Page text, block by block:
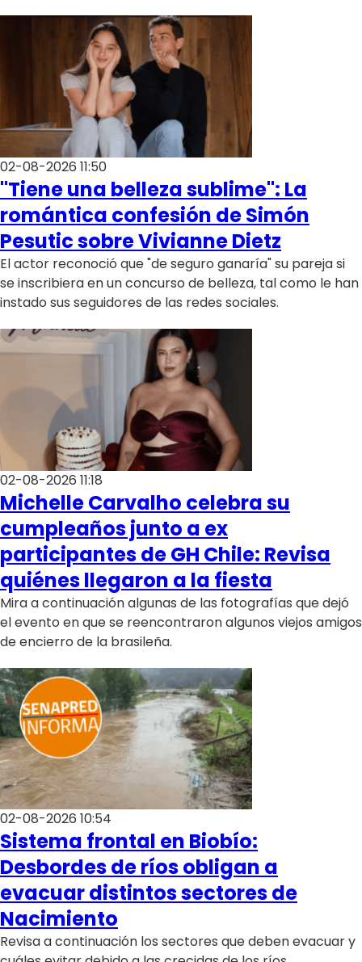
02-08-2026 11:50
"Tiene una belleza sublime": La
romántica confesión de Simón
Pesutic sobre Vivianne Dietz
El actor reconoció que "de seguro ganaría" su pareja si
se inscribiera en un concurso de belleza, tal como le han
instado sus seguidores de las redes sociales.
02-08-2026 11:18
Michelle Carvalho celebra su
cumpleaños junto a ex
participantes de GH Chile: Revisa
quiénes llegaron a la fiesta
Mira a continuación algunas de las fotografías que dejó
el evento en que se reencontraron algunos viejos amigos
de encierro de la brasileña.
02-08-2026 10:54
Sistema frontal en Biobío:
Desbordes de ríos obligan a
evacuar distintos sectores de
Nacimiento
Revisa a continuación los sectores que deben evacuar y